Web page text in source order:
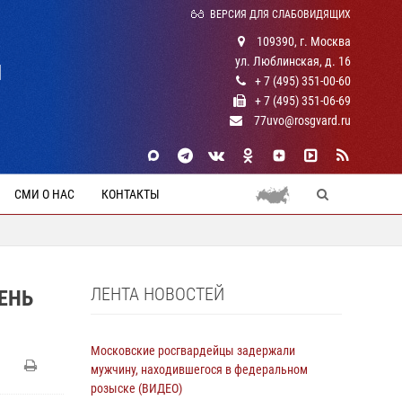
ВЕРСИЯ ДЛЯ СЛАБОВИДЯЩИХ
109390, г. Москва
ул. Люблинская, д. 16
+ 7 (495) 351-00-60
+ 7 (495) 351-06-69
77uvo@rosgvard.ru
СМИ О НАС КОНТАКТЫ
ЛЕНТА НОВОСТЕЙ
Московские росгвардейцы задержали
мужчину, находившегося в федеральном
розыске (ВИДЕО)